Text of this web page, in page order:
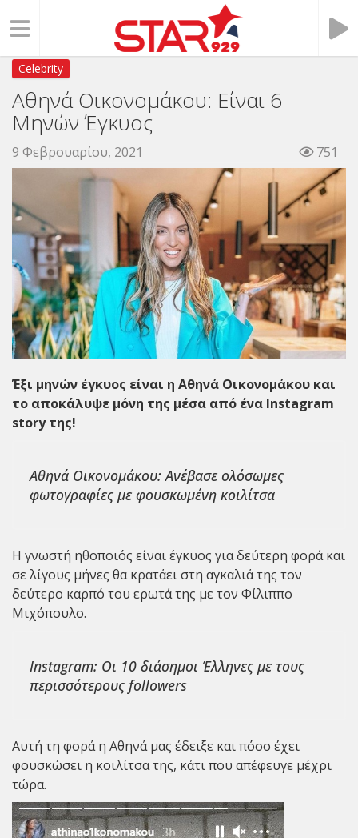
Celebrity
Αθηνά Οικονομάκου: Είναι 6
Μηνών Έγκυος
9 Φεβρουαρίου, 2021 751
Έξι μηνών έγκυος είναι η Αθηνά Οικονομάκου και
το αποκάλυψε μόνη της μέσα από ένα Instagram
story της!
Αθηνά Οικονομάκου: Ανέβασε ολόσωμες
φωτογραφίες με φουσκωμένη κοιλίτσα
Η γνωστή ηθοποιός είναι έγκυος για δεύτερη φορά και
σε λίγους μήνες θα κρατάει στη αγκαλιά της τον
δεύτερο καρπό του ερωτά της με τον Φίλιππο
Μιχόπουλο.
Instagram: Οι 10 διάσημοι Έλληνες με τους
περισσότερους followers
Αυτή τη φορά η Αθηνά μας έδειξε και πόσο έχει
φουσκώσει η κοιλίτσα της, κάτι που απέφευγε μέχρι
τώρα.